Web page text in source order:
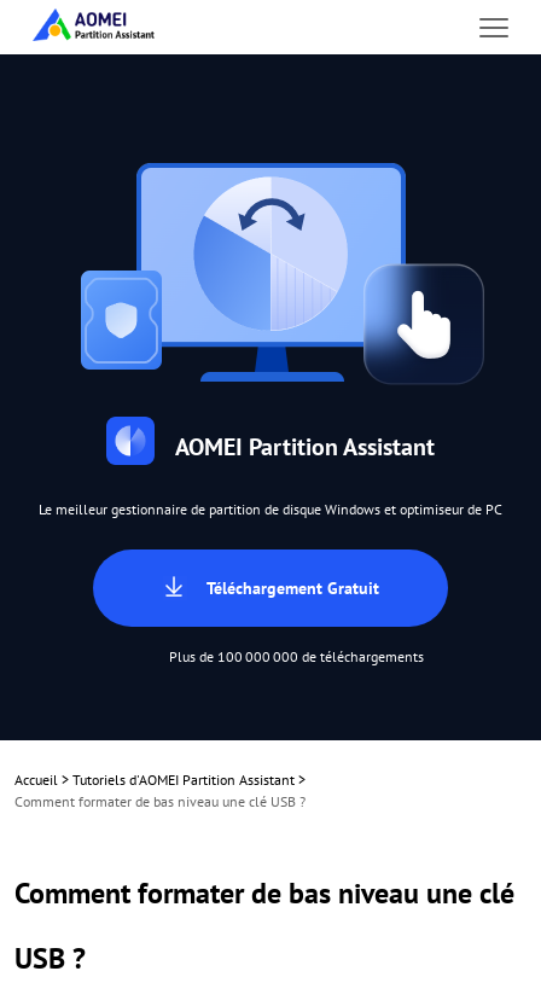
AOMEI Partition Assistant
Le meilleur gestionnaire de partition de disque Windows et optimiseur de PC
Téléchargement Gratuit
Plus de 100 000 000 de téléchargements
Accueil > Tutoriels d'AOMEI Partition Assistant >
Comment formater de bas niveau une clé USB ?
Comment formater de bas niveau une clé
USB ?